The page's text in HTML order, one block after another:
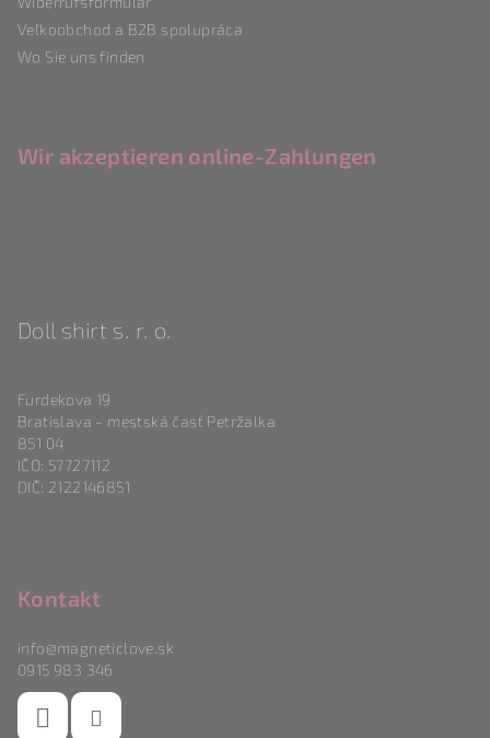
Veľkoobchod a B2B spolupráca
Wo Sie uns finden
Wir akzeptieren online-Zahlungen
Doll shirt s. r. o.
Furdekova 19
Bratislava - mestská časť Petržalka
851 04
IČO: 57727112
DIČ: 2122146851
Kontakt
info@magneticlove.sk
0915 983 346